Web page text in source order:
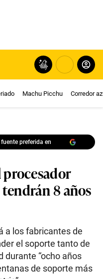
Machu Picchu Corredor
preferida en
procesador
8 años
a los fabricantes de
el soporte tanto de
durante “ocho años
de soporte más